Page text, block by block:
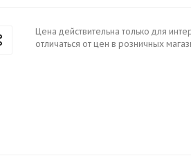
Цена действительна только для
отличаться от цен в розничных